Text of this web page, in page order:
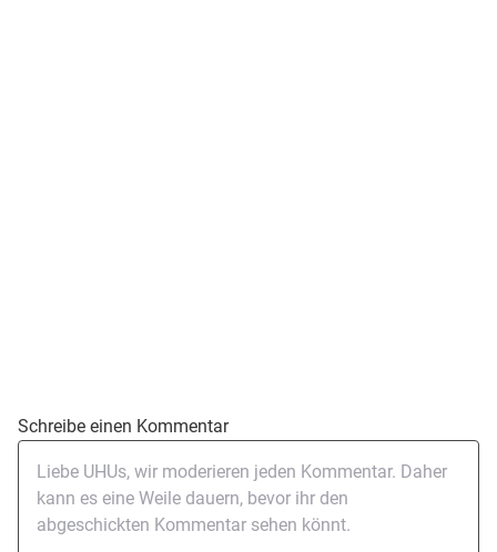
Schreibe einen Kommentar